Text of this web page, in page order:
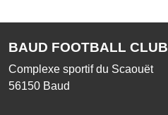
BAUD FOOTBALL CLUB
Complexe sportif du Scaouët
56150 Baud